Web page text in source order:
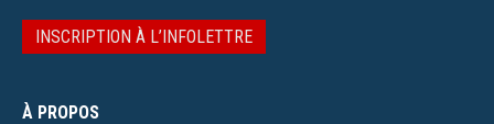
INSCRIPTION À L’INFOLETTRE
À PROPOS